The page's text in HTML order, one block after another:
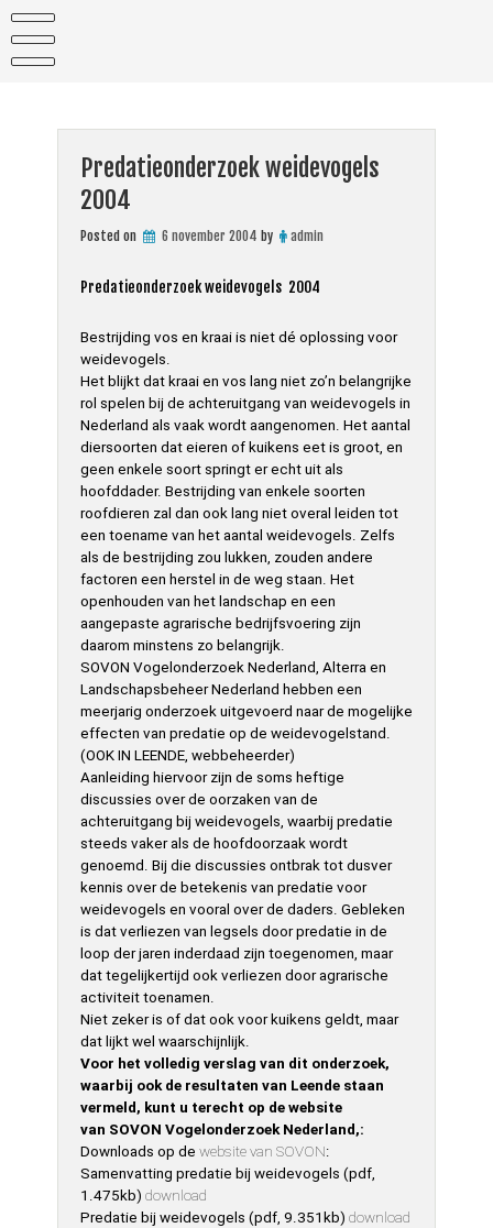
content
Predatieonderzoek weidevogels
2004
Posted on 6 november 2004 by admin
Predatieonderzoek weidevogels 2004
Bestrijding vos en kraai is niet dé oplossing voor
weidevogels.
Het blijkt dat kraai en vos lang niet zo’n belangrijke
rol spelen bij de achteruitgang van weidevogels in
Nederland als vaak wordt aangenomen. Het aantal
diersoorten dat eieren of kuikens eet is groot, en
geen enkele soort springt er echt uit als
hoofddader. Bestrijding van enkele soorten
roofdieren zal dan ook lang niet overal leiden tot
een toename van het aantal weidevogels. Zelfs
als de bestrijding zou lukken, zouden andere
factoren een herstel in de weg staan. Het
openhouden van het landschap en een
aangepaste agrarische bedrijfsvoering zijn
daarom minstens zo belangrijk.
SOVON Vogelonderzoek Nederland, Alterra en
Landschapsbeheer Nederland hebben een
meerjarig onderzoek uitgevoerd naar de mogelijke
effecten van predatie op de weidevogelstand.
(OOK IN LEENDE, webbeheerder)
Aanleiding hiervoor zijn de soms heftige
discussies over de oorzaken van de
achteruitgang bij weidevogels, waarbij predatie
steeds vaker als de hoofdoorzaak wordt
genoemd. Bij die discussies ontbrak tot dusver
kennis over de betekenis van predatie voor
weidevogels en vooral over de daders. Gebleken
is dat verliezen van legsels door predatie in de
loop der jaren inderdaad zijn toegenomen, maar
dat tegelijkertijd ook verliezen door agrarische
activiteit toenamen.
Niet zeker is of dat ook voor kuikens geldt, maar
dat lijkt wel waarschijnlijk.
Voor het volledig verslag van dit onderzoek,
waarbij ook de resultaten van Leende staan
vermeld, kunt u terecht op de website
van SOVON Vogelonderzoek Nederland,:
Downloads op de website van SOVON:
Samenvatting predatie bij weidevogels (pdf,
1.475kb) download
Predatie bij weidevogels (pdf, 9.351kb) download